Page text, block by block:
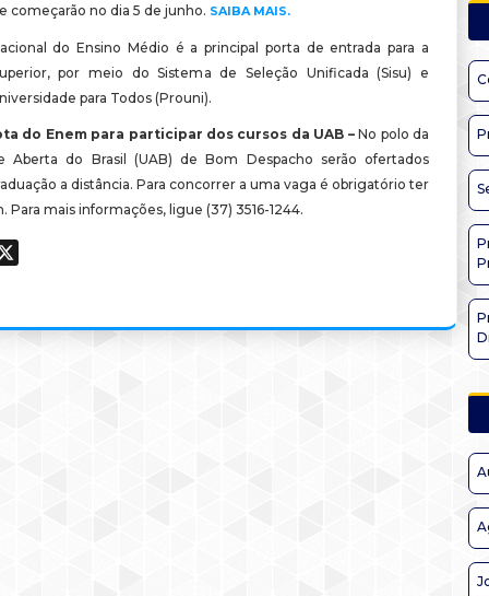
começarão no dia 5 de junho. SAIBA MAIS.
do Ensino Médio é a principal porta de entrada para a
por meio do Sistema de Seleção Unificada (Sisu) e
para Todos (Prouni).
do Enem para participar dos cursos da UAB –No polo da
Aberta do Brasil (UAB) de Bom Despacho serão ofertados
a distância. Para concorrer a uma vaga é obrigatório ter
Para mais informações, ligue (37) 3516-1244.